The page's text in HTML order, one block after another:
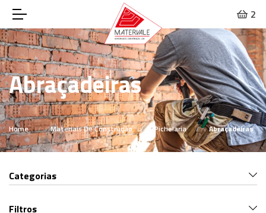
2
Abraçadeiras
Home Materiais De Construção Pichelaria Abraçadeiras
Categorias
Filtros